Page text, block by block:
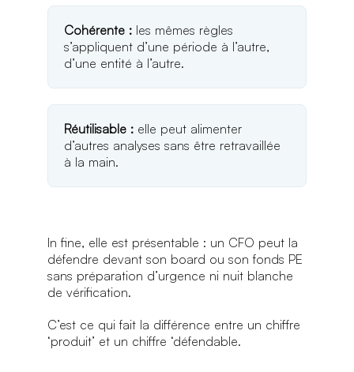
Cohérente :les mêmes règles
s’appliquent d’une période à l’autre,
d’une entité à l’autre.
Réutilisable :elle peut alimenter
d’autres analyses sans être retravaillée
à la main.
In fine, elle est présentable : un CFO peut la
défendre devant son board ou son fonds PE
sans préparation d’urgence ni nuit blanche
de vérification.
C’est ce qui fait la différence entre un chiffre
‘produit’ et un chiffre ‘défendable.